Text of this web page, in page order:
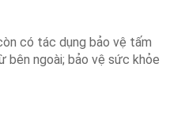
có tác dụng bảo vệ tấm
bên ngoài; bảo vệ sức khỏe